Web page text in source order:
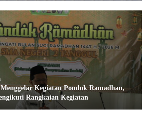
Kegiatan Pondok Ramadhan,
Rangkaian Kegiatan